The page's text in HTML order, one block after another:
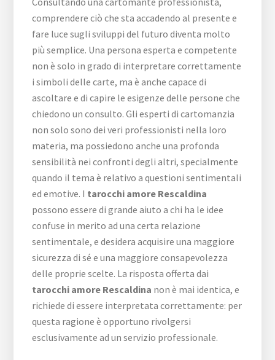
comprendere ciò che sta accadendo al presente e
fare luce sugli sviluppi del futuro diventa molto
più semplice. Una persona esperta e competente
non è solo in grado di interpretare correttamente
i simboli delle carte, ma è anche capace di
ascoltare e di capire le esigenze delle persone che
chiedono un consulto. Gli esperti di cartomanzia
non solo sono dei veri professionisti nella loro
materia, ma possiedono anche una profonda
sensibilità nei confronti degli altri, specialmente
quando il tema è relativo a questioni sentimentali
ed emotive. I tarocchi amore Rescaldina
possono essere di grande aiuto a chi ha le idee
confuse in merito ad una certa relazione
sentimentale, e desidera acquisire una maggiore
sicurezza di sé e una maggiore consapevolezza
delle proprie scelte. La risposta offerta dai
tarocchi amore Rescaldina non è mai identica, e
richiede di essere interpretata correttamente: per
questa ragione è opportuno rivolgersi
esclusivamente ad un servizio professionale.